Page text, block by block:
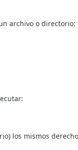
archivo o directorio:
los mismos